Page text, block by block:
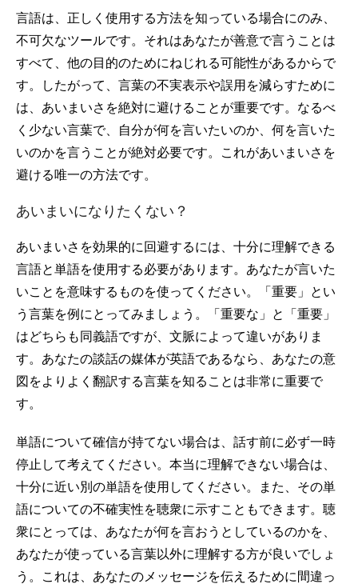
言語は、正しく使用する方法を知っている場合にのみ、
不可欠なツールです。それはあなたが善意で言うことは
すべて、他の目的のためにねじれる可能性があるからで
す。したがって、言葉の不実表示や誤用を減らすために
は、あいまいさを絶対に避けることが重要です。なるべ
く少ない言葉で、自分が何を言いたいのか、何を言いた
いのかを言うことが絶対必要です。これがあいまいさを
避ける唯一の方法です。
あいまいになりたくない？
あいまいさを効果的に回避するには、十分に理解できる
言語と単語を使用する必要があります。あなたが言いた
いことを意味するものを使ってください。「重要」とい
う言葉を例にとってみましょう。「重要な」と「重要」
はどちらも同義語ですが、文脈によって違いがありま
す。あなたの談話の媒体が英語であるなら、あなたの意
図をよりよく翻訳する言葉を知ることは非常に重要で
す。
単語について確信が持てない場合は、話す前に必ず一時
停止して考えてください。本当に理解できない場合は、
十分に近い別の単語を使用してください。また、その単
語についての不確実性を聴衆に示すこともできます。聴
衆にとっては、あなたが何を言おうとしているのかを、
あなたが使っている言葉以外に理解する方が良いでしょ
う。これは、あなたのメッセージを伝えるために間違っ